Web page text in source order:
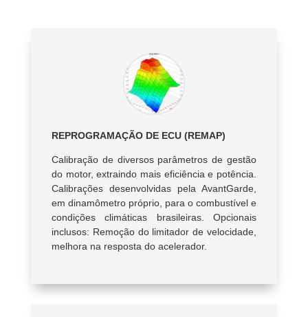
REPROGRAMAÇÃO DE ECU (REMAP)
Calibração de diversos parâmetros de gestão
do motor, extraindo mais eficiência e potência.
Calibrações desenvolvidas pela AvantGarde,
em dinamômetro próprio, para o combustível e
condições climáticas brasileiras. Opcionais
inclusos: Remoção do limitador de velocidade,
melhora na resposta do acelerador.